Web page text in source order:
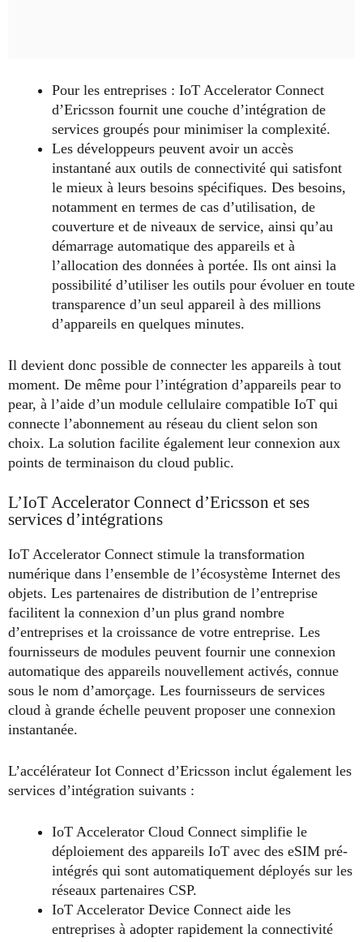
Pour les entreprises : IoT Accelerator Connect
d’Ericsson fournit une couche d’intégration de
services groupés pour minimiser la complexité.
Les développeurs peuvent avoir un accès
instantané aux outils de connectivité qui satisfont
le mieux à leurs besoins spécifiques. Des besoins,
notamment en termes de cas d’utilisation, de
couverture et de niveaux de service, ainsi qu’au
démarrage automatique des appareils et à
l’allocation des données à portée. Ils ont ainsi la
possibilité d’utiliser les outils pour évoluer en toute
transparence d’un seul appareil à des millions
d’appareils en quelques minutes.
Il devient donc possible de connecter les appareils à tout
moment. De même pour l’intégration d’appareils pear to
pear, à l’aide d’un module cellulaire compatible IoT qui
connecte l’abonnement au réseau du client selon son
choix. La solution facilite également leur connexion aux
points de terminaison du cloud public.
L’IoT Accelerator Connect d’Ericsson et ses
services d’intégrations
IoT Accelerator Connect stimule la transformation
numérique dans l’ensemble de l’écosystème Internet des
objets. Les partenaires de distribution de l’entreprise
facilitent la connexion d’un plus grand nombre
d’entreprises et la croissance de votre entreprise. Les
fournisseurs de modules peuvent fournir une connexion
automatique des appareils nouvellement activés, connue
sous le nom d’amorçage. Les fournisseurs de services
cloud à grande échelle peuvent proposer une connexion
instantanée.
L’accélérateur Iot Connect d’Ericsson inclut également les
services d’intégration suivants :
IoT Accelerator Cloud Connect simplifie le
déploiement des appareils IoT avec des eSIM pré-
intégrés qui sont automatiquement déployés sur les
réseaux partenaires CSP.
IoT Accelerator Device Connect aide les
entreprises à adopter rapidement la connectivité